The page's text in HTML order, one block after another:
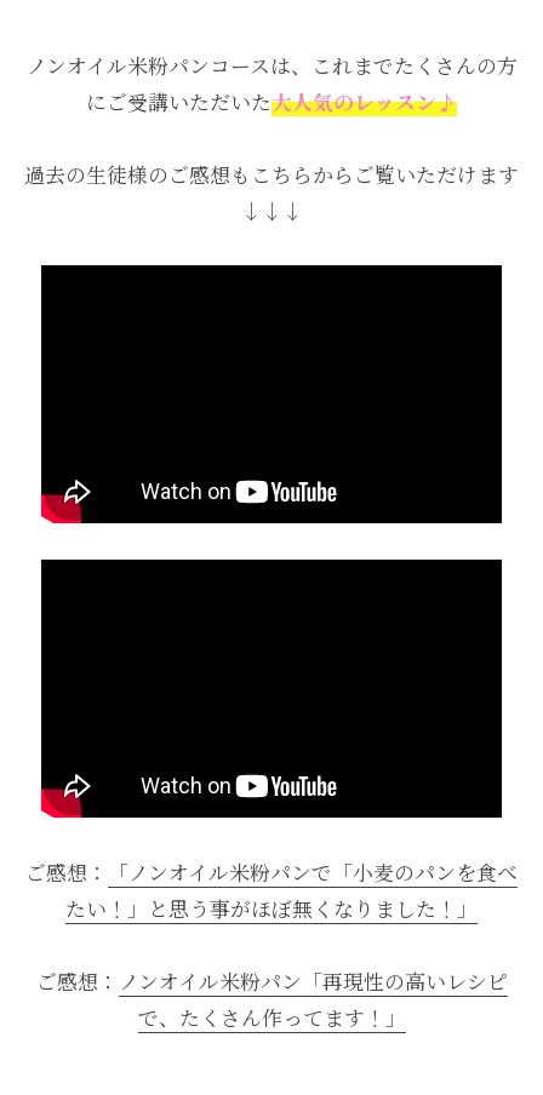
ノンオイル米粉パンコースは、これまでたくさんの方
にご受講いただいた大人気のレッスン♪
過去の生徒様のご感想もこちらからご覧いただけます
↓↓↓
ご感想：
「ノンオイル米粉パンで「小麦のパンを食べ
たい！」と思う事がほぼ無くなりました！」
ご感想： ノンオイル米粉パン「再現性の高いレシピ
で、たくさん作ってます！」